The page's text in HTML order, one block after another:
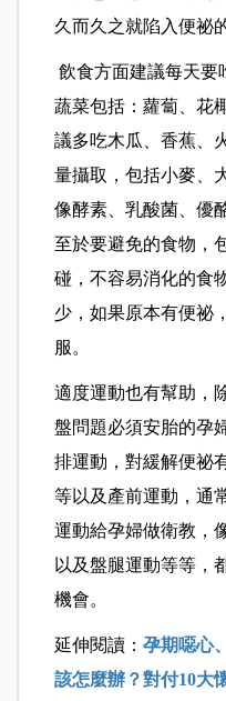
久而久之就陷入便祕
飲食方面建議每天要
蔬菜包括：蘿蔔、花
議多吃木瓜、香蕉、
量攝取，包括小麥、
像酵素、乳酸菌、優
至於要避免的食物，
碰，不容易消化的食
少，如果原本有便祕
服。
適度運動也有幫助，
盤問題必須安胎的孕
排運動，對緩解便祕
等以及產前運動，通
運動給孕婦做衛教，
以及盤腿運動等等，
機會。
延伸閱讀：孕期噁心
該怎麼辦？對付10大